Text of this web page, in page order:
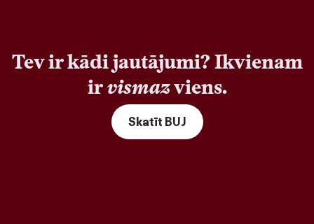
Tev ir kādi jautājumi? Ikvienam
irvismazviens.
Skatīt BUJ